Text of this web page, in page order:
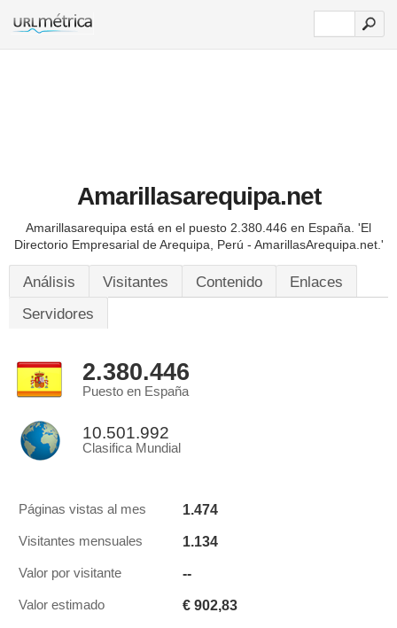
Amarillasarequipa.net
Amarillasarequipa está en el puesto 2.380.446 en España. 'El
Directorio Empresarial de Arequipa, Perú - AmarillasArequipa.net.'
Análisis Visitantes Contenido
Enlaces
Servidores
2.380.446
Puesto en España
10.501.992
Clasifica Mundial
Páginas vistas al mes 1.474
Visitantes mensuales 1.134
Valor por visitante --
Valor estimado € 902,83